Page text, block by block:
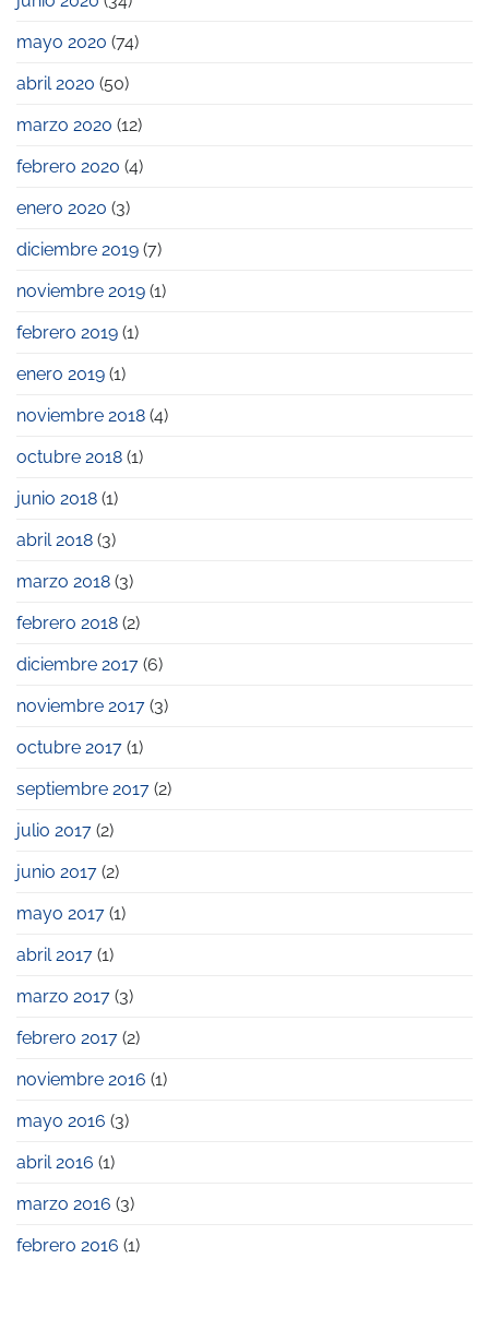
mayo 2020 (74)
abril 2020 (50)
marzo 2020 (12)
febrero 2020 (4)
enero 2020 (3)
diciembre 2019 (7)
noviembre 2019 (1)
febrero 2019 (1)
enero 2019 (1)
noviembre 2018 (4)
octubre 2018 (1)
junio 2018 (1)
abril 2018 (3)
marzo 2018 (3)
febrero 2018 (2)
diciembre 2017 (6)
noviembre 2017 (3)
octubre 2017 (1)
septiembre 2017 (2)
julio 2017 (2)
junio 2017 (2)
mayo 2017 (1)
abril 2017 (1)
marzo 2017 (3)
febrero 2017 (2)
noviembre 2016 (1)
mayo 2016 (3)
abril 2016 (1)
marzo 2016 (3)
febrero 2016 (1)